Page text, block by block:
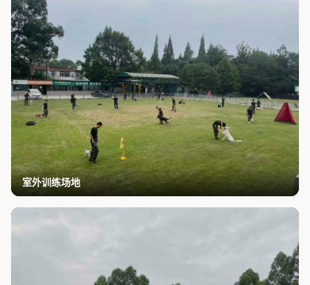
室外训练场地